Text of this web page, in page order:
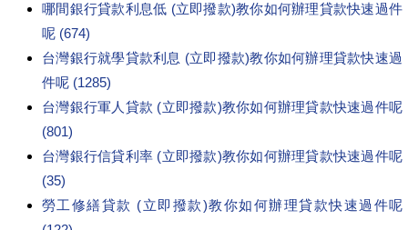
哪間銀行貸款利息低 (立即撥款)教你如何辦理貸款快速過件
呢 (674)
台灣銀行就學貸款利息 (立即撥款)教你如何辦理貸款快速過
件呢 (1285)
台灣銀行軍人貸款 (立即撥款)教你如何辦理貸款快速過件呢
(801)
台灣銀行信貸利率 (立即撥款)教你如何辦理貸款快速過件呢
(35)
勞工修繕貸款 (立即撥款)教你如何辦理貸款快速過件呢